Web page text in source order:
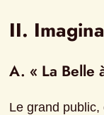
II.
A. « La Belle
Le grand